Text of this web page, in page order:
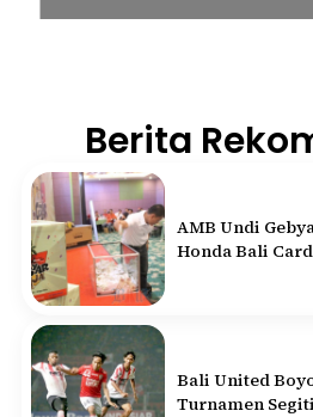
Berita
AMB Undi
Honda Bali Card
Bali United
Turnamen